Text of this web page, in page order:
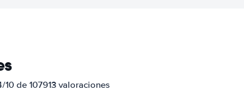
de 107913 valoraciones